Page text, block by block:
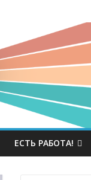
ЕСТЬ РАБОТА!